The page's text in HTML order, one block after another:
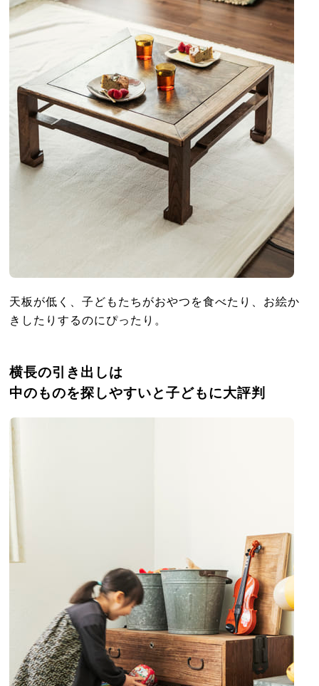
天板が低く、子どもたちがおやつを食べたり、お絵か
きしたりするのにぴったり。
横長の引き出しは
中のものを探しやすいと子どもに大評判